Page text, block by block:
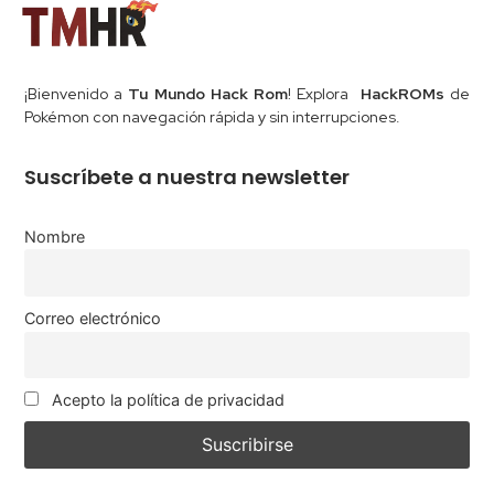
¡Bienvenido a Tu Mundo Hack Rom! Explora HackROMs de
Pokémon con navegación rápida y sin interrupciones.
Suscríbete a nuestra newsletter
Nombre
Correo electrónico
Acepto la política de privacidad